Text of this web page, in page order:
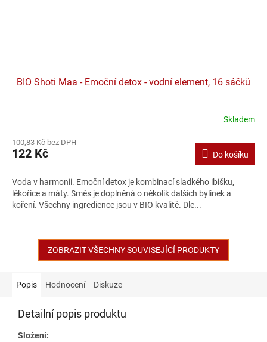
BIO Shoti Maa - Emoční detox - vodní element, 16 sáčků
Skladem
100,83 Kč bez DPH
122 Kč Do košíku
Voda v harmonii. Emoční detox je kombinací sladkého ibišku,
lékořice a máty. Směs je doplněná o několik dalších bylinek a
koření. Všechny ingredience jsou v BIO kvalitě. Dle...
ZOBRAZIT VŠECHNY SOUVISEJÍCÍ PRODUKTY
Popis Hodnocení Diskuze
Detailní popis produktu
Složení: